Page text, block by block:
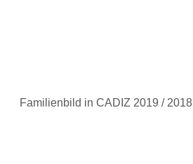
Familienbild in CADIZ 2019 / 2018